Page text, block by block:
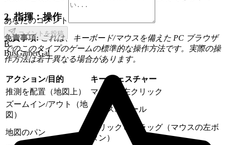
2. 指揮：操作
免責事項: これは、キーボード/マウスを備えた PC ブラウザ
でのこのタイプのゲームの標準的な操作方法です。実際の操
作方法は若干異なる場合があります。
アクション/目的
キー/ジェスチャー
推測を配置（地図上）
マウスの左クリック
ズームイン/アウト（地
図）
マウスホイール
地図のパン
クリック＆ドラッグ（マウスの左ボ
タン）
あなたのコメント
コメントを投稿
B
BusGamerGal